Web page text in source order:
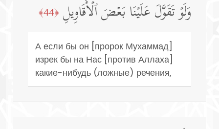
وَلَوۡ تَقَوَّلَ عَلَیۡنَا بَعۡضَ ٱلۡأَقَاوِیلِ ﴿44﴾
А если бы он [пророк Мухаммад]
изрек бы на Нас [против Аллаха]
какие-нибудь (ложные) речения,